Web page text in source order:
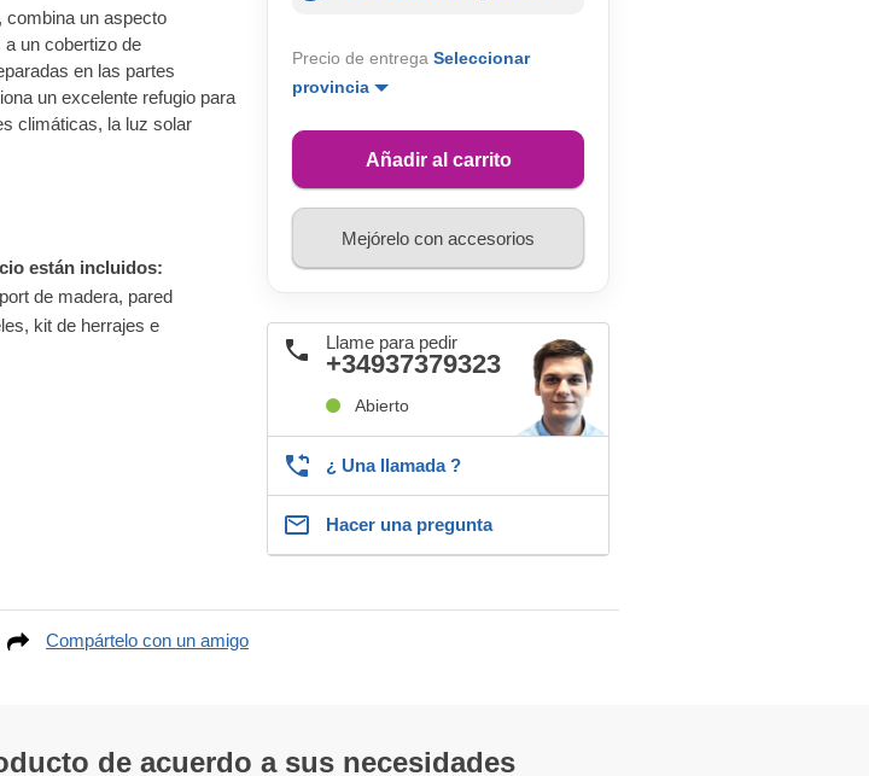
combina un aspecto
un cobertizo de
en las partes
un excelente refugio para
climáticas, la luz solar
están incluidos:
de madera, pared
kit de herrajes e
Precio de entrega Seleccionar
provincia
Añadir al carrito
Mejórelo con accesorios
Llame para pedir
+34937379323
Abierto
¿ Una llamada ?
Hacer una pregunta
Compártelo con un amigo
de acuerdo a sus necesidades